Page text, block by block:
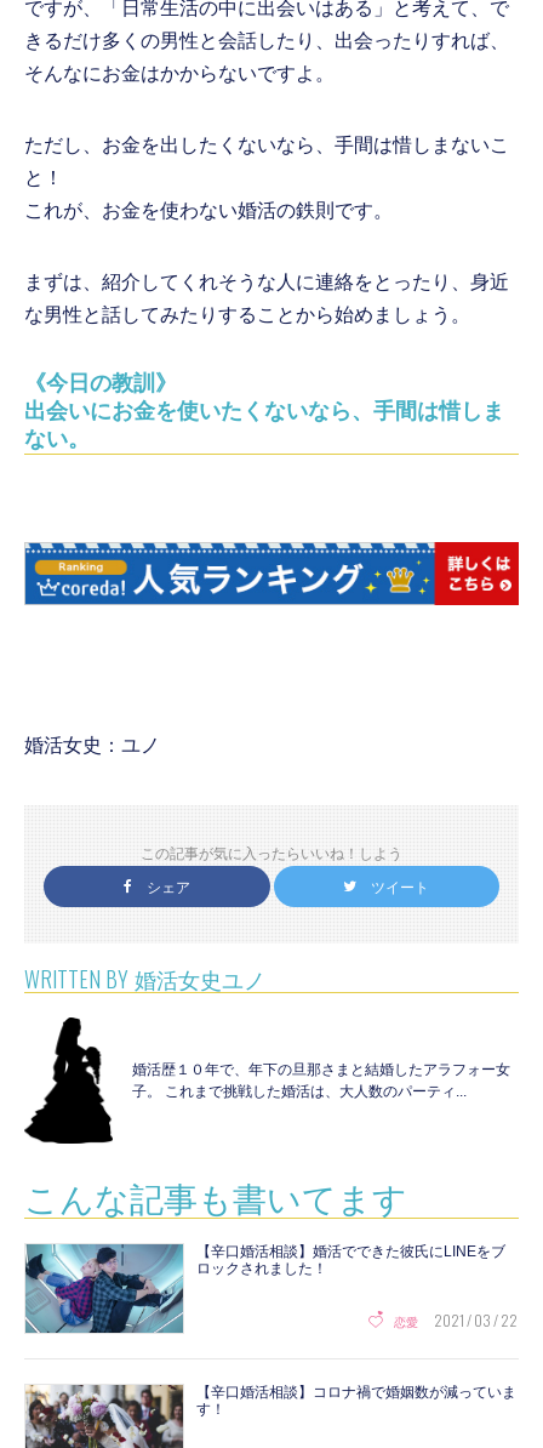
ですが、「日常生活の中に出会いはある」と考えて、で
きるだけ多くの男性と会話したり、出会ったりすれば、
そんなにお金はかからないですよ。
ただし、お金を出したくないなら、手間は惜しまないこ
と！
これが、お金を使わない婚活の鉄則です。
まずは、紹介してくれそうな人に連絡をとったり、身近
な男性と話してみたりすることから始めましょう。
《今日の教訓》
出会いにお金を使いたくないなら、手間は惜しま
ない。
婚活女史：ユノ
この記事が気に入ったらいいね！しよう
シェア
ツイート
WRITTEN BY 婚活女史ユノ
婚活歴１０年で、年下の旦那さまと結婚したアラフォー女
子。 これまで挑戦した婚活は、大人数のパーティ...
こんな記事も書いてます
【辛口婚活相談】婚活でできた彼氏にLINEをブ
ロックされました！
恋愛 2021 / 03 / 22
【辛口婚活相談】コロナ禍で婚姻数が減っていま
す！